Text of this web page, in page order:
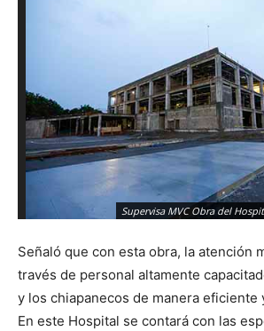
Supervisa MVC Obra del
Señaló que con esta obra, la atención
través de personal altamente
y los chiapanecos de manera eficiente
En este Hospital se contará con las